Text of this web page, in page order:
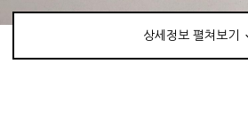
상세정보 펼쳐보기